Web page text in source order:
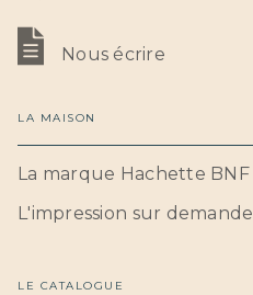
Nous écrire
LA MAISON
La marque Hachette BNF
L'impression sur demande
LE CATALOGUE